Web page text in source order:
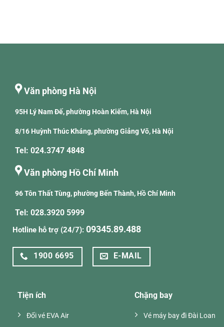
Văn phòng Hà Nội
95H Lý Nam Đế, phường Hoàn Kiếm, Hà Nội
8/16 Huỳnh Thúc Kháng, phường Giảng Võ, Hà Nội
Tel: 024.3747 4848
Văn phòng Hồ Chí Minh
96 Tôn Thất Tùng, phường Bến Thành, Hồ Chí Minh
Tel: 028.3920 5999
Hotline hỗ trợ (24/7): 09345.89.488
1900 6695 E-MAIL
Tiện ích
Đổi vé EVA Air
Chặng bay
Vé máy bay đi Đài Loan